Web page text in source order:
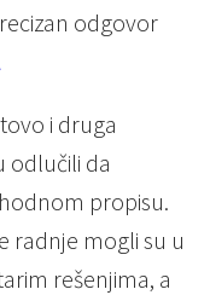
odgovor
i druga
odlučili da
propisu.
radnje mogli su u
rešenjima, a